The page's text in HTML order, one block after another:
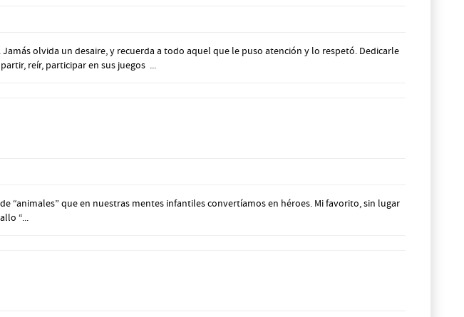
olvida un desaire, y recuerda a todo aquel que le puso atención y lo respetó. Dedicarle
reír, participar en sus juegos ...
“animales” que en nuestras mentes infantiles convertíamos en héroes. Mi favorito, sin lugar
“...